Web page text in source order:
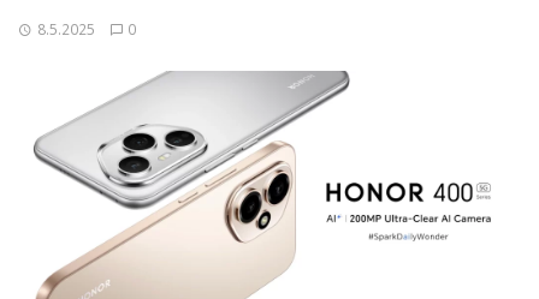
8.5.2025 0